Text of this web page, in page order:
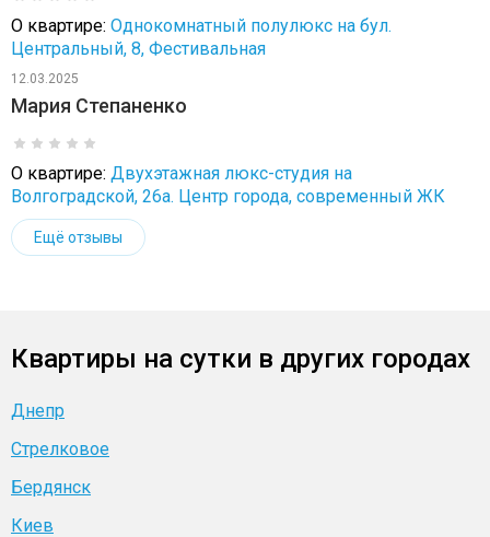
О квартире: Однокомнатный полулюкс на бул.
Центральный, 8, Фестивальная
12.03.2025
Мария Степаненко
О квартире: Двухэтажная люкс-студия на
Волгоградской, 26а. Центр города, современный ЖК
Ещё отзывы
Квартиры на сутки в других городах
Днепр
Стрелковое
Бердянск
Киев